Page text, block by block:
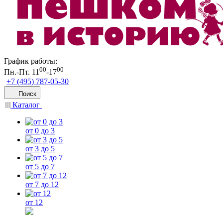
График работы:
Пн.-Пт. 1100-1700
+7 (495) 787-05-30
Поиск
Каталог
от 0 до 3
от 3 до 5
от 5 до 7
от 7 до 12
от 12